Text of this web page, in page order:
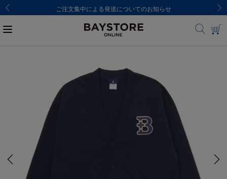
ご注文集中による発送についてのお知らせ